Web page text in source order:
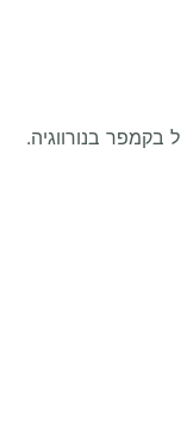
בקמפר בנורווגיה.